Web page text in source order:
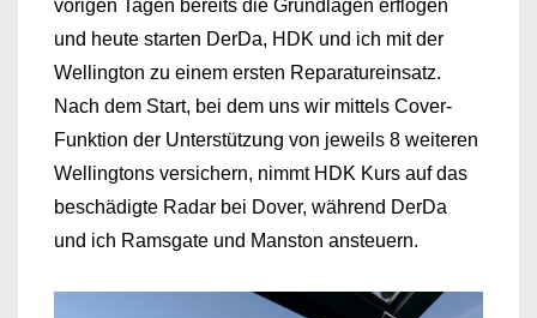
vorigen Tagen bereits die Grundlagen erflogen
und heute starten DerDa, HDK und ich mit der
Wellington zu einem ersten Reparatureinsatz.
Nach dem Start, bei dem uns wir mittels Cover-
Funktion der Unterstützung von jeweils 8 weiteren
Wellingtons versichern, nimmt HDK Kurs auf das
beschädigte Radar bei Dover, während DerDa
und ich Ramsgate und Manston ansteuern.